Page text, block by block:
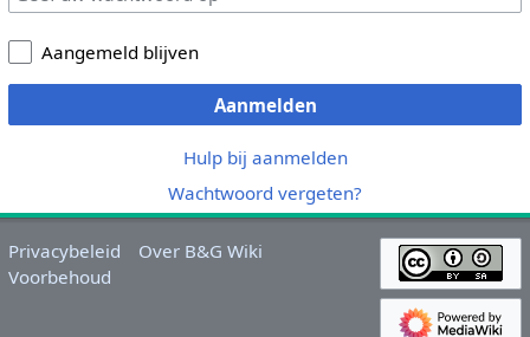
Aangemeld blijven
Aanmelden
Hulp bij aanmelden
Wachtwoord vergeten?
Privacybeleid
Over B&G Wiki
Voorbehoud